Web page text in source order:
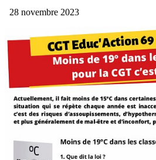
28 novembre 2023